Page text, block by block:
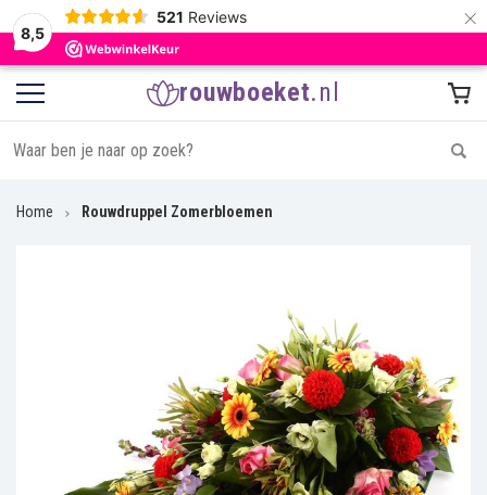
8,5
521 Reviews ×
rouwboeket.nl
Home Rouwdruppel Zomerbloemen